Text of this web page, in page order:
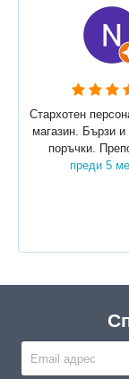
Стархотен
магазин. Бързи и
поръчки.
преди 5